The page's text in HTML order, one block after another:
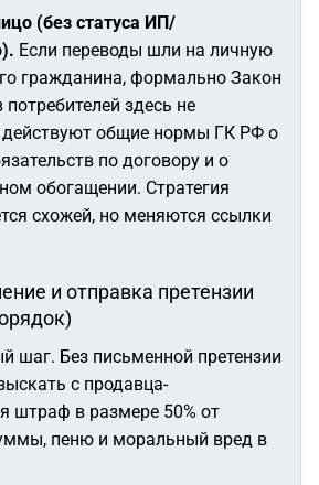
(без статуса ИП/
Если переводы шли на личную
гражданина, формально Закон
здесь не
общие нормы ГК РФ о
по договору и о
обогащении. Стратегия
схожей, но меняются ссылки
и отправка претензии
шаг. Без письменной претензии
с продавца-
штраф в размере 50% от
пеню и моральный вред в